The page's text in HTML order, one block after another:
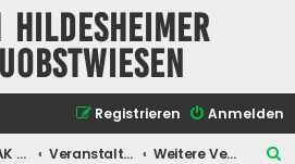
Hildesheimer
Anmelden
Registrieren
Forum AK Hildesheimer Streuobstwiesen Veranstaltungen Weitere Veranstaltungen